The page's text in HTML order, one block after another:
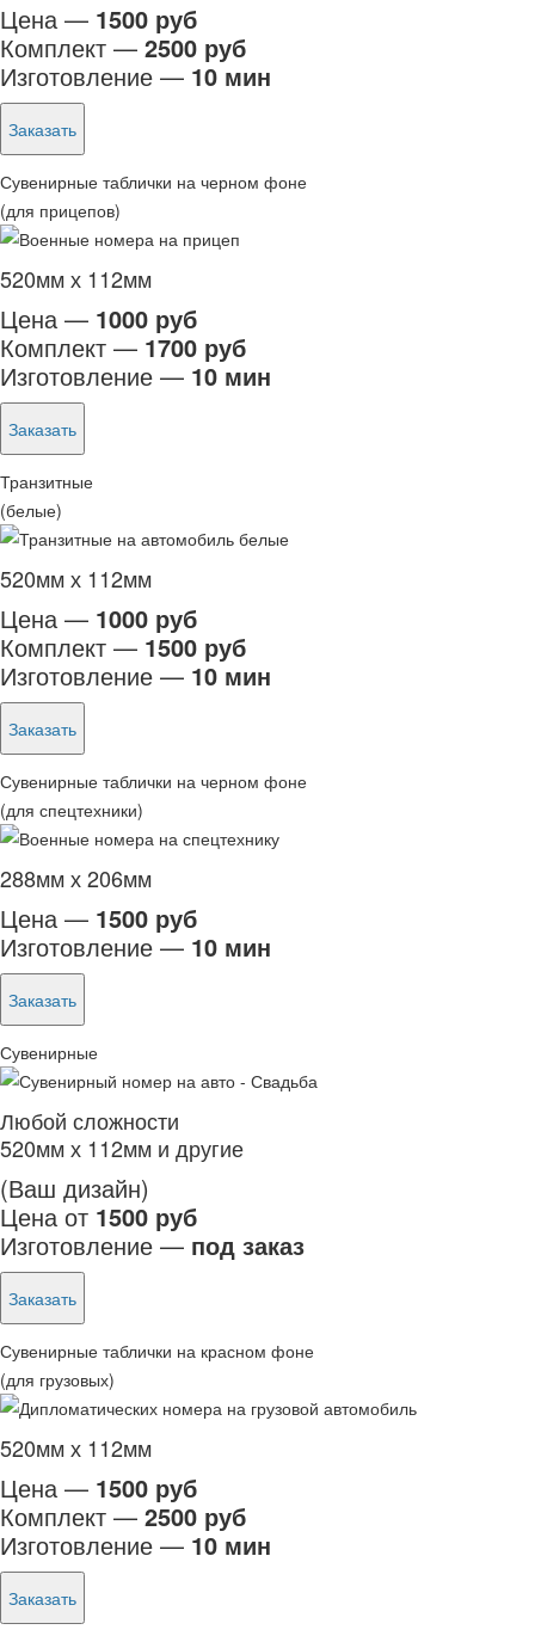
Цена — 1500 руб
Комплект — 2500 руб
Изготовление — 10 мин
Заказать
Сувенирные таблички на черном фоне
(для прицепов)
520мм х 112мм
Цена — 1000 руб
Комплект — 1700 руб
Изготовление — 10 мин
Заказать
Транзитные
(белые)
520мм х 112мм
Цена — 1000 руб
Комплект — 1500 руб
Изготовление — 10 мин
Заказать
Сувенирные таблички на черном фоне
(для спецтехники)
288мм х 206мм
Цена — 1500 руб
Изготовление — 10 мин
Заказать
Сувенирные
Любой сложности
520мм х 112мм и другие
(Ваш дизайн)
Цена от 1500 руб
Изготовление — под заказ
Заказать
Сувенирные таблички на красном фоне
(для грузовых)
520мм х 112мм
Цена — 1500 руб
Комплект — 2500 руб
Изготовление — 10 мин
Заказать